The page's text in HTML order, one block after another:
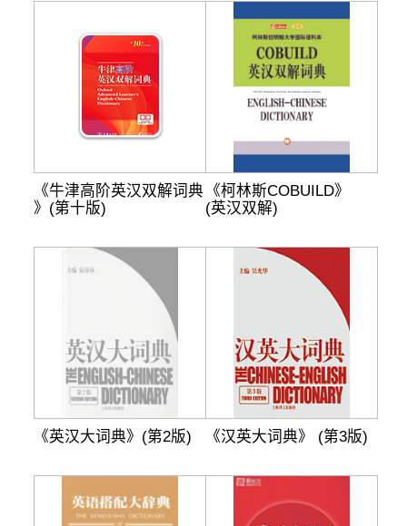
《牛津高阶英汉双解词典
》(第十版)
《柯林斯COBUILD》
(英汉双解)
《英汉大词典》(第2版) 《汉英大词典》 (第3版)